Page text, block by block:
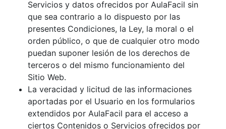
Servicios y datos ofrecidos por AulaFacil sin
que sea contrario a lo dispuesto por las
presentes Condiciones, la Ley, la moral o el
orden público, o que de cualquier otro modo
puedan suponer lesión de los derechos de
terceros o del mismo funcionamiento del
Sitio Web.
La veracidad y licitud de las informaciones
aportadas por el Usuario en los formularios
extendidos por AulaFacil para el acceso a
ciertos Contenidos o Servicios ofrecidos por